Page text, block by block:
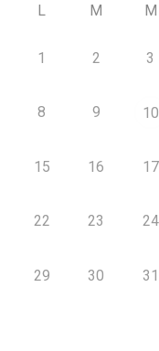
L M M
1 2 3
8 9 10
15 16 17
22 23 24
29 30 31